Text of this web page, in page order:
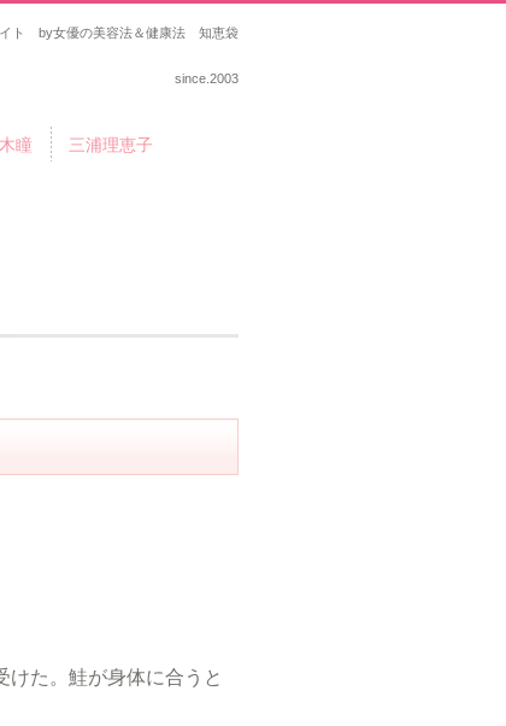
イト by女優の美容法＆健康法 知恵袋
since.2003
瞳 三浦理恵子
けた。鮭が身体に合うと